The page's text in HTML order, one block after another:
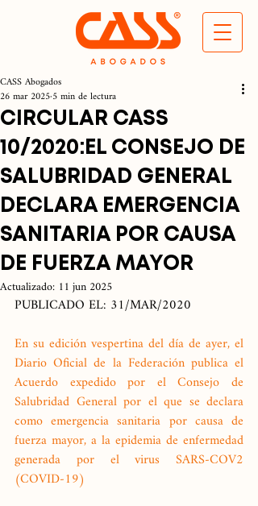
CIRCULAR CASS
10/2020:EL CONSEJO DE
SALUBRIDAD GENERAL
DECLARA EMERGENCIA
SANITARIA POR CAUSA
DE FUERZA MAYOR
CASS Abogados
26 mar 20255 min de lectura
Actualizado: 11 jun 2025
PUBLICADO EL: 31/MAR/2020
En su edición vespertina del día de ayer, el
Diario Oficial de la Federación publica el
Acuerdo expedido por el Consejo de
Salubridad General por el que se declara
como emergencia sanitaria por causa de
fuerza mayor, a la epidemia de enfermedad
generada por el virus SARS-COV2
(COVID-19)